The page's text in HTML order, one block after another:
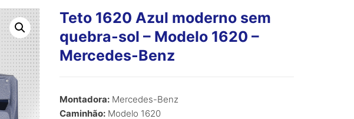
Teto 1620 Azul moderno sem
quebra-sol – Modelo 1620 –
Mercedes-Benz
Montadora:Mercedes-Benz
Caminhão:Modelo 1620